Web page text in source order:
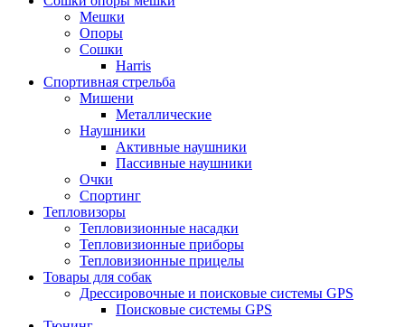
Мешки
Опоры
Сошки
Harris
Спортивная стрельба
Мишени
Металлические
Наушники
Активные наушники
Пассивные наушники
Очки
Спортинг
Тепловизоры
Тепловизионные насадки
Тепловизионные приборы
Тепловизионные прицелы
Товары для собак
Дрессировочные и поисковые системы GPS
Поисковые системы GPS